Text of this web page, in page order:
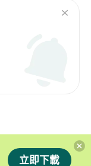
立即下載